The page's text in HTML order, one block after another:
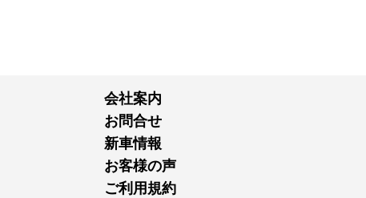
会社案内
お問合せ
新車情報
お客様の声
ご利用規約